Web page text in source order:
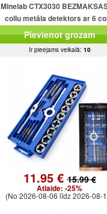
Minelab CTX3030
collu metāla detektors ar 6
dubultdimensiju spolēm
Pievienot grozam
Ir pieejams veikalā: 10
11.95 €15.99 €
Atlaide: -25%
(No 2026-08-06 līdz 2026-08-